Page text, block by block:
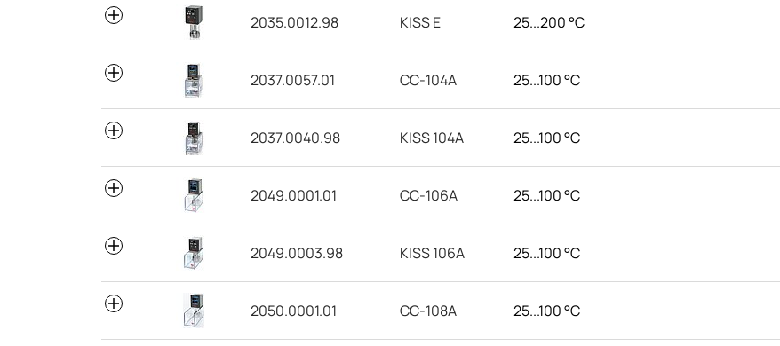
2035.0012.98 KISS E 25...200 °C
2037.0057.01 CC-104A 25...100 °C
2037.0040.98 KISS 104A 25...100 °C
2049.0001.01 CC-106A 25...100 °C
2049.0003.98 KISS 106A 25...100 °C
2050.0001.01 CC-108A 25...100 °C